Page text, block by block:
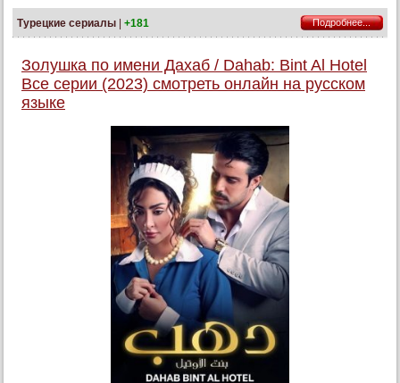
Турецкие сериалы | +181 Подробнее...
Золушка по имени Дахаб / Dahab: Bint Al Hotel
Все серии (2023) смотреть онлайн на русском
языке